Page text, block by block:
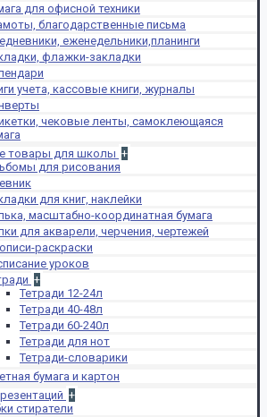
для офисной техники
благодарственные письма
еженедельники,планинги
флажки-закладки
учета, кассовые книги, журналы
чековые ленты, самоклеющаяся
товары для школы +
для рисования
для книг, наклейки
масштабно-координатная бумага
для акварели, черчения, чертежей
раскраски
уроков
+
Тетради 12-24л
Тетради 40-48л
Тетради 60-240л
Тетради для нот
Тетради-словарики
бумага и картон
+
стиратели